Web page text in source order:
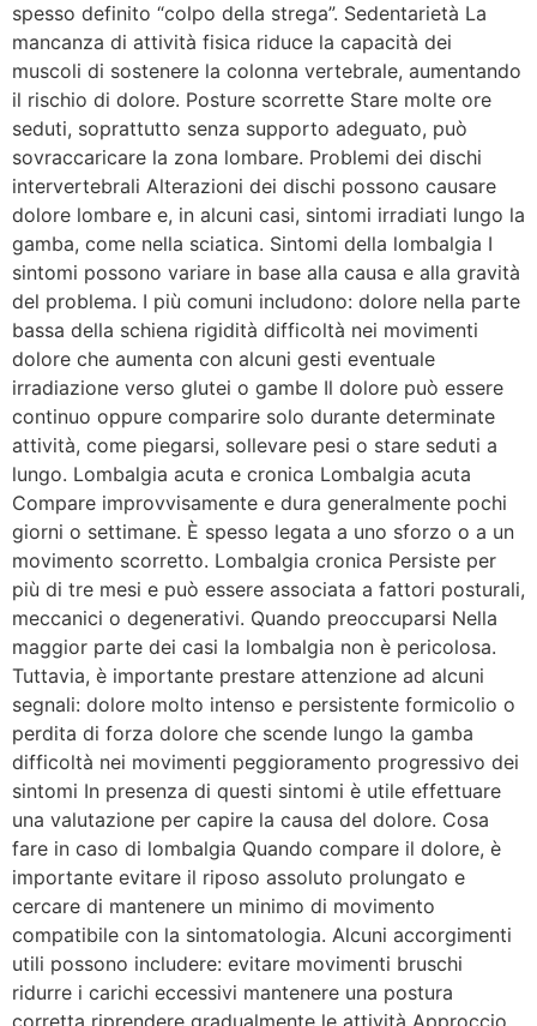
spesso definito “colpo della strega”. Sedentarietà La
mancanza di attività fisica riduce la capacità dei
muscoli di sostenere la colonna vertebrale, aumentando
il rischio di dolore. Posture scorrette Stare molte ore
seduti, soprattutto senza supporto adeguato, può
sovraccaricare la zona lombare. Problemi dei dischi
intervertebrali Alterazioni dei dischi possono causare
dolore lombare e, in alcuni casi, sintomi irradiati lungo la
gamba, come nella sciatica. Sintomi della lombalgia I
sintomi possono variare in base alla causa e alla gravità
del problema. I più comuni includono: dolore nella parte
bassa della schiena rigidità difficoltà nei movimenti
dolore che aumenta con alcuni gesti eventuale
irradiazione verso glutei o gambe Il dolore può essere
continuo oppure comparire solo durante determinate
attività, come piegarsi, sollevare pesi o stare seduti a
lungo. Lombalgia acuta e cronica Lombalgia acuta
Compare improvvisamente e dura generalmente pochi
giorni o settimane. È spesso legata a uno sforzo o a un
movimento scorretto. Lombalgia cronica Persiste per
più di tre mesi e può essere associata a fattori posturali,
meccanici o degenerativi. Quando preoccuparsi Nella
maggior parte dei casi la lombalgia non è pericolosa.
Tuttavia, è importante prestare attenzione ad alcuni
segnali: dolore molto intenso e persistente formicolio o
perdita di forza dolore che scende lungo la gamba
difficoltà nei movimenti peggioramento progressivo dei
sintomi In presenza di questi sintomi è utile effettuare
una valutazione per capire la causa del dolore. Cosa
fare in caso di lombalgia Quando compare il dolore, è
importante evitare il riposo assoluto prolungato e
cercare di mantenere un minimo di movimento
compatibile con la sintomatologia. Alcuni accorgimenti
utili possono includere: evitare movimenti bruschi
ridurre i carichi eccessivi mantenere una postura